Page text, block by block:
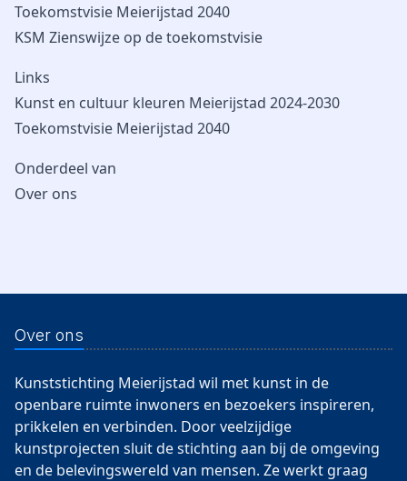
Toekomstvisie Meierijstad 2040
KSM Zienswijze op de toekomstvisie
Links
Kunst en cultuur kleuren Meierijstad 2024-2030
Toekomstvisie Meierijstad 2040
Onderdeel van
Over ons
Over ons
Kunststichting Meierijstad wil met kunst in de
openbare ruimte inwoners en bezoekers inspireren,
prikkelen en verbinden. Door veelzijdige
kunstprojecten sluit de stichting aan bij de omgeving
en de belevingswereld van mensen. Ze werkt graag